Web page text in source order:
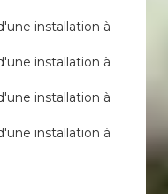
installation à
installation à
installation à
installation à